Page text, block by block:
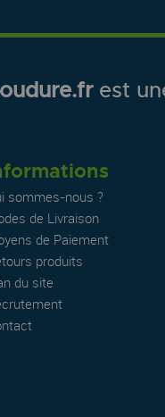
est
sommes-nous ?
de Livraison
de Paiement
produits
du site